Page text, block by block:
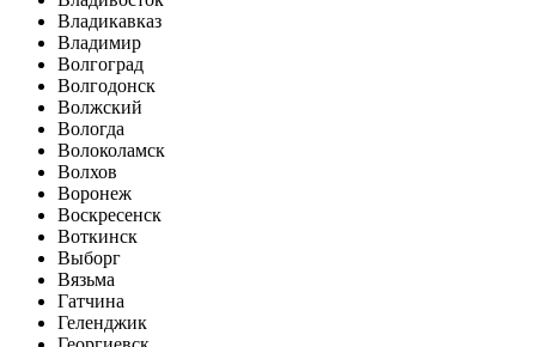
Владикавказ
Владимир
Волгоград
Волгодонск
Волжский
Вологда
Волоколамск
Волхов
Воронеж
Воскресенск
Воткинск
Выборг
Вязьма
Гатчина
Геленджик